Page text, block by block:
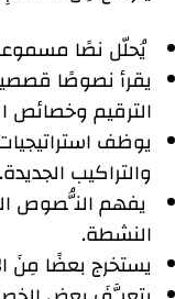
يُحلّل نصًا
يقرأ نصوصًا
الترقيم وخصائص
يوظف
والتراكيب الجديدة.
يفهم النُّصوص
النشطة.
يستخرج بعضًا مِنَ